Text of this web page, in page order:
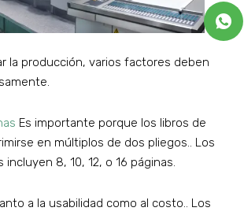
la producción, varios factores deben
Es importante porque los libros de
en múltiplos de dos pliegos.. Los
8, 10, 12, o 16 páginas.
a la usabilidad como al costo.. Los